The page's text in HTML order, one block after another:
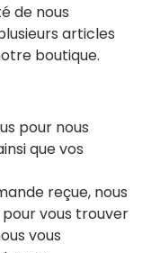
de nous
articles
boutique.
pour nous
que vos
reçue, nous
vous trouver
vous